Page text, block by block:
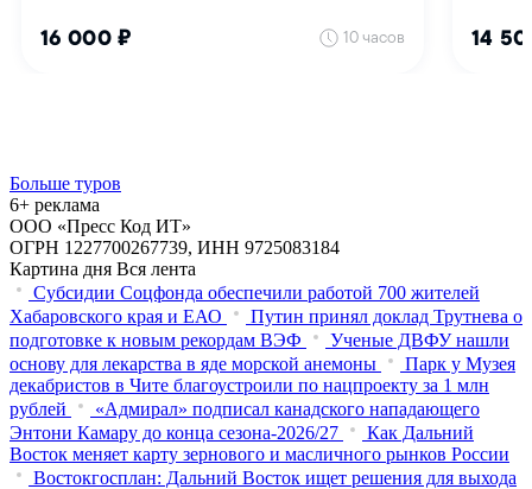
Больше туров
6+ реклама
ООО «Пресс Код ИТ»
ОГРН 1227700267739, ИНН 9725083184
Картина дня Вся лента
Субсидии Соцфонда обеспечили работой 700 жителей
Хабаровского края и ЕАО
Путин принял доклад Трутнева о
подготовке к новым рекордам ВЭФ
Ученые ДВФУ нашли
основу для лекарства в яде морской анемоны
Парк у Музея
декабристов в Чите благоустроили по нацпроекту за 1 млн
рублей
«Адмирал» подписал канадского нападающего
Энтони Камару до конца сезона-2026/27
Как Дальний
Восток меняет карту зернового и масличного рынков России
Востокгосплан: Дальний Восток ищет решения для выхода